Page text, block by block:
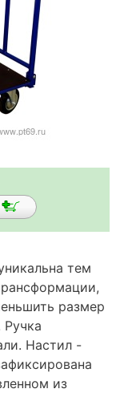
тем
размер
Настил -
из